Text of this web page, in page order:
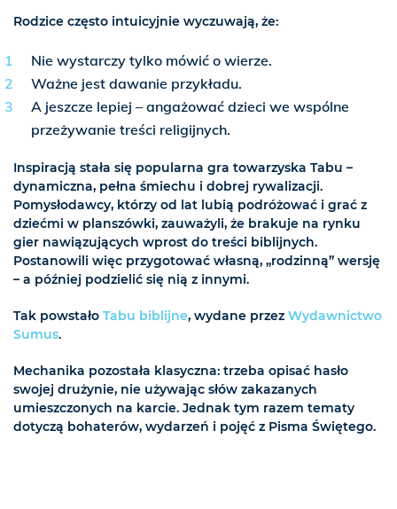
Rodzice często intuicyjnie wyczuwają, że:
Nie wystarczy tylko mówić o wierze.
Ważne jest dawanie przykładu.
A jeszcze lepiej – angażować dzieci we wspólne
przeżywanie treści religijnych.
Inspiracją stała się popularna gra towarzyska Tabu –
dynamiczna, pełna śmiechu i dobrej rywalizacji.
Pomysłodawcy, którzy od lat lubią podróżować i grać z
dziećmi w planszówki, zauważyli, że brakuje na rynku
gier nawiązujących wprost do treści biblijnych.
Postanowili więc przygotować własną, „rodzinną” wersję
– a później podzielić się nią z innymi.
Tak powstało Tabu biblijne, wydane przez Wydawnictwo
Sumus.
Mechanika pozostała klasyczna: trzeba opisać hasło
swojej drużynie, nie używając słów zakazanych
umieszczonych na karcie. Jednak tym razem tematy
dotyczą bohaterów, wydarzeń i pojęć z Pisma Świętego.